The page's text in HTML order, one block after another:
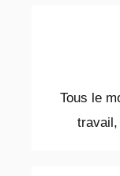
Tous le